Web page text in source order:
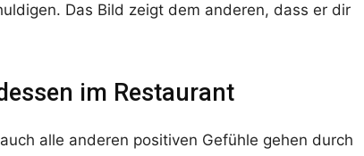
Das Bild zeigt dem anderen, dass er dir
im Restaurant
alle anderen positiven Gefühle gehen durch